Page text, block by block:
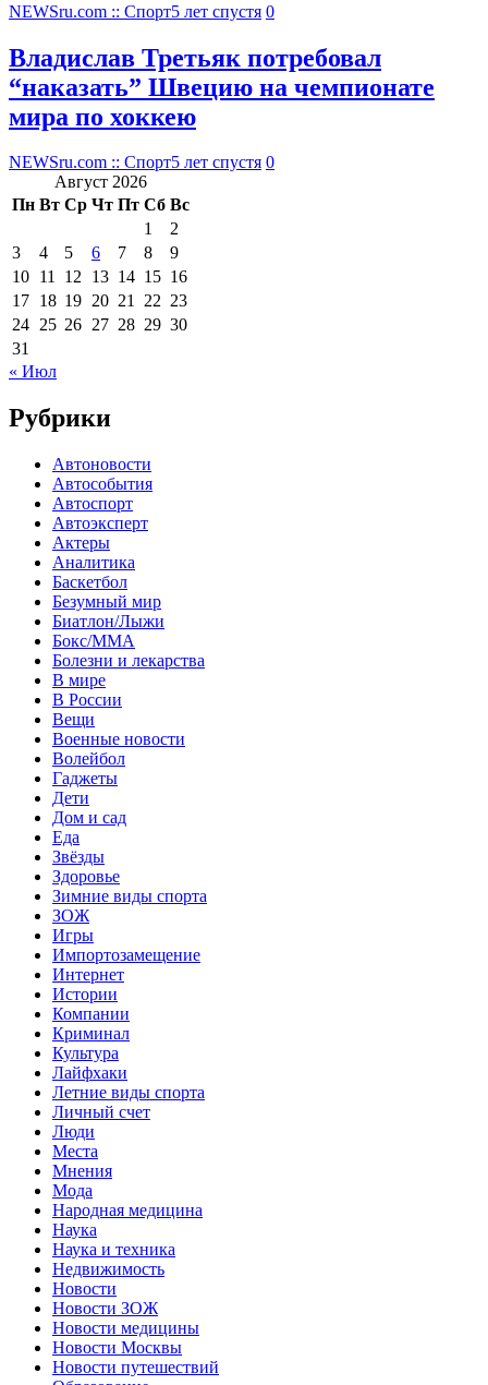
NEWSru.com :: Спорт5 лет спустя 0
Владислав Третьяк потребовал
“наказать” Швецию на чемпионате
мира по хоккею
NEWSru.com :: Спорт5 лет спустя 0
Август 2026
Пн Вт Ср Чт Пт Сб Вс
1
2
3
4 5 6 7 8
9
10 11 12 13 14 15 16
17 18 19 20 21 22 23
24 25 26 27 28 29 30
31
« Июл
Рубрики
Автоновости
Автособытия
Автоспорт
Автоэксперт
Актеры
Аналитика
Баскетбол
Безумный мир
Биатлон/Лыжи
Бокс/MMA
Болезни и лекарства
В мире
В России
Вещи
Военные новости
Волейбол
Гаджеты
Дети
Дом и сад
Еда
Звёзды
Здоровье
Зимние виды спорта
ЗОЖ
Игры
Импортозамещение
Интернет
Истории
Компании
Криминал
Культура
Лайфхаки
Летние виды спорта
Личный счет
Люди
Места
Мнения
Мода
Народная медицина
Наука
Наука и техника
Недвижимость
Новости
Новости ЗОЖ
Новости медицины
Новости Москвы
Новости путешествий